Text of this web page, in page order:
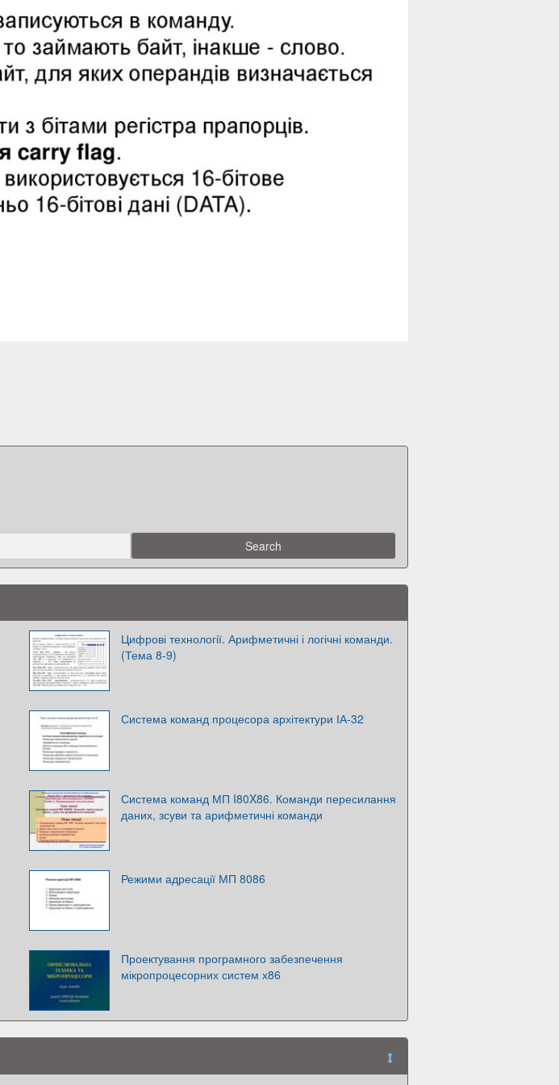
Цифрові технології. Арифметичні і логічні команди.
(Тема 8-9)
Система команд процесора архітектури ІА-32
Система команд МП I80X86. Команди пересилання
даних, зсуви та арифметичні команди
Режими адресації МП 8086
Проектування програмного забезпечення
мікропроцесорних систем х86